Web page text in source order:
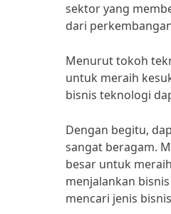
sektor yang
dari
Menurut tokoh
untuk meraih
bisnis teknologi
Dengan begitu,
sangat beragam.
besar untuk
menjalankan
mencari jenis